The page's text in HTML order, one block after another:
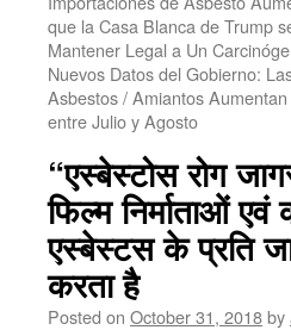
que la Casa Blanca de Trump
Mantener Legal a Un
Nuevos Datos del Gobierno:
Asbestos / Amiantos
entre Julio y Agosto
“एस्बेस्टोस रोग
फिल्म निर्माताओं एवं
एस्बेस्टस के प्रति
करता है
Posted on October 31, 2018by